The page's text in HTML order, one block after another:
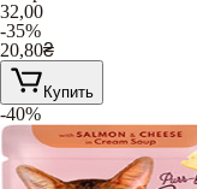
32,00
-35%
20,80₴
Купить
-40%